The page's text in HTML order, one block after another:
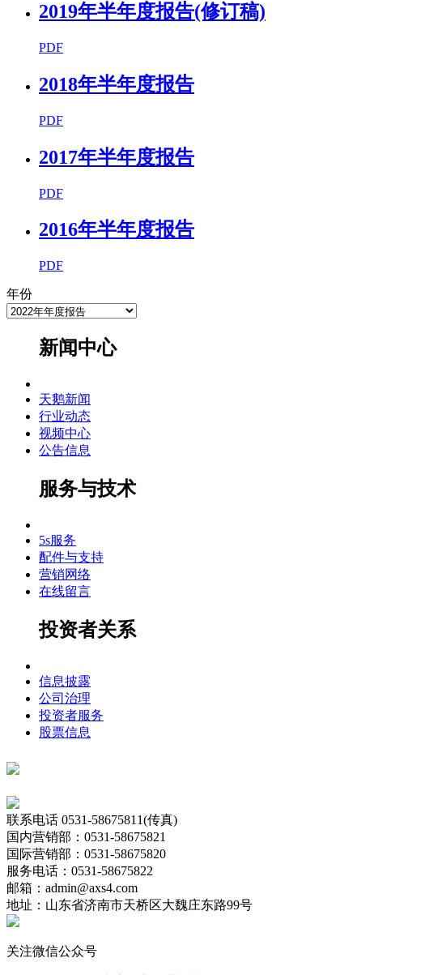
2019年半年度报告(修订稿)
PDF
2018年半年度报告
PDF
2017年半年度报告
PDF
2016年半年度报告
PDF
年份
新闻中心
天鹅新闻
行业动态
视频中心
公告信息
服务与技术
5s服务
配件与支持
营销网络
在线留言
投资者关系
信息披露
公司治理
投资者服务
股票信息
联系电话 0531-58675811(传真)
国内营销部：0531-58675821
国际营销部：0531-58675820
服务电话：0531-58675822
邮箱：admin@axs4.com
地址：山东省济南市天桥区大魏庄东路99号
关注微信公众号